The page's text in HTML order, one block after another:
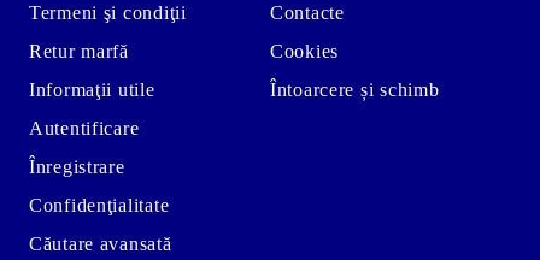
Termeni şi condiţii
Retur marfă
Informaţii utile
Autentificare
Înregistrare
Confidenţialitate
Căutare avansată
Contacte
Cookies
Întoarcere și schimb